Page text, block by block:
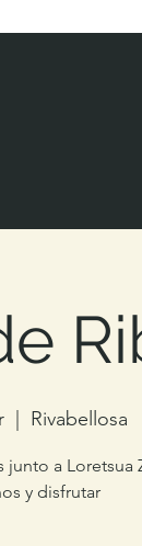
Rivabellosa
a Loretsua
y disfrutar